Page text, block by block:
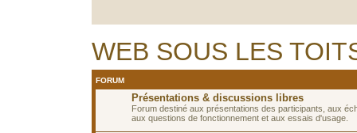
WEB SOUS LES
FORUM
Présentations & discussions libres
Forum destiné aux présentations des participants, aux
aux questions de fonctionnement et aux essais d'usage.